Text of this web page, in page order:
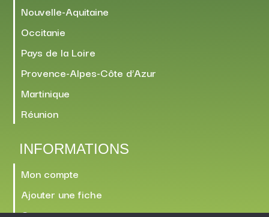
Nouvelle-Aquitaine
Occitanie
Pays de la Loire
Provence-Alpes-Côte d’Azur
Martinique
Réunion
INFORMATIONS
Mon compte
Ajouter une fiche